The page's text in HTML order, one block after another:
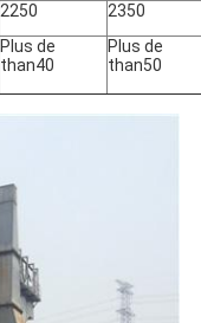
2250
2350
Plus de
than40
Plus de
than50